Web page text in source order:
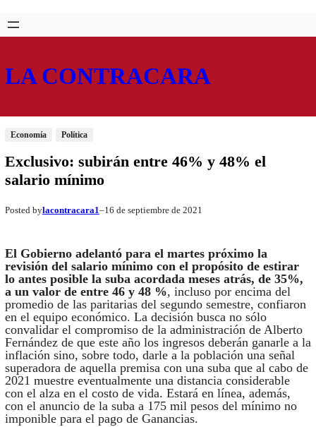
Saltar
al
Skip
to
LA CONTRACARA
Economía Política
Exclusivo: subirán entre 46% y 48% el
salario mínimo
Posted bylacontracara1–16 de septiembre de 2021
El Gobierno adelantó para el martes próximo la
revisión del salario mínimo con el propósito de estirar
lo antes posible la suba acordada meses atrás, de 35%,
a un valor de entre 46 y 48 %, incluso por encima del
promedio de las paritarias del segundo semestre, confiaron
en el equipo económico. La decisión busca no sólo
convalidar el compromiso de la administración de Alberto
Fernández de que este año los ingresos deberán ganarle a la
inflación sino, sobre todo, darle a la población una señal
superadora de aquella premisa con una suba que al cabo de
2021 muestre eventualmente una distancia considerable
con el alza en el costo de vida. Estará en línea, además,
con el anuncio de la suba a 175 mil pesos del mínimo no
imponible para el pago de Ganancias.